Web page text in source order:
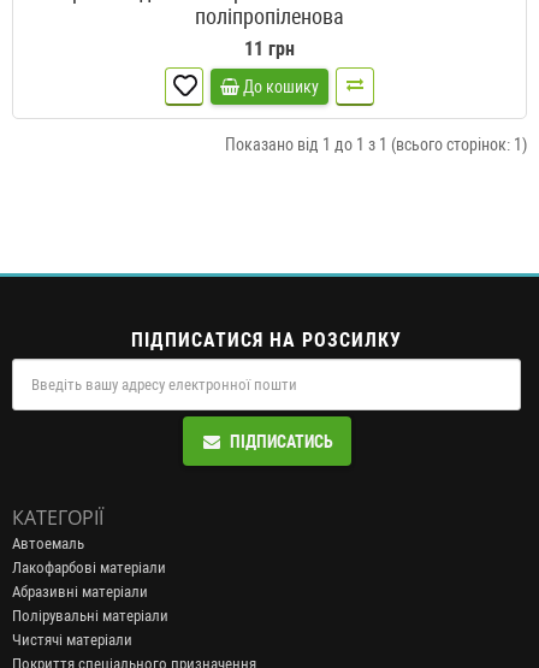
поліпропіленова
11 грн
До кошику
Показано від 1 до 1 з 1 (всього сторінок: 1)
ПІДПИСАТИСЯ НА РОЗСИЛКУ
ПІДПИСАТИСЬ
КАТЕГОРІЇ
Автоемаль
Лакофарбові матеріали
Абразивні матеріали
Полірувальні матеріали
Чистячі матеріали
Покриття спеціального призначення